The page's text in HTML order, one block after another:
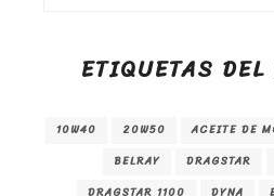
ETIQUETAS
10W40 20W50 ACEITE DE
BELRAY
DRAGSTAR